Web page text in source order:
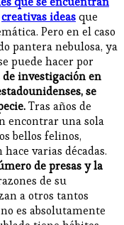
creativas ideasque
Pero en el caso
pantera nebulosa, ya
puede hacer por
de investigación en
se
Tras años de
encontrar una sola
bellos felinos,
varias décadas.
de presas y la
de su
a otros tantos
es absolutamente